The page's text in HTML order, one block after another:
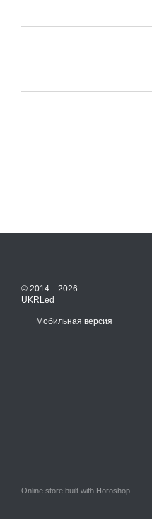
© 2014—2026
UKRLed
Мобильная версия
Online store built with Horoshop